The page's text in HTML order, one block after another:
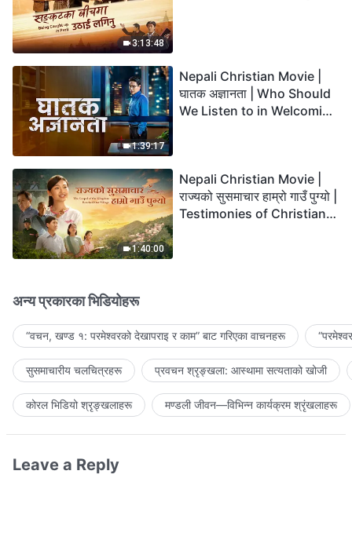
3:13:48
1:39:17
Nepali Christian Movie |
घातक अज्ञानता | Who Should
We Listen to in Welcoming
1:40:00
Nepali Christian Movie |
राज्यको सुसमाचार हाम्रो गाउँ पुग्यो |
Testimonies of Christians
अन्य प्रकारका भिडियोहरू
“वचन, खण्ड १: परमेश्‍वरको देखापराइ र काम” बाट गरिएका वाचनहरू
सुसमाचारीय चलचित्रहरू प्रवचन श्रृङ्खला: आस्थामा सत्यताको खोजी
कोरल भिडियो श्रृङ्खलाहरू मण्डली जीवन—विभिन्‍न कार्यक्रम श्रृंखलाहरू
Leave a Reply